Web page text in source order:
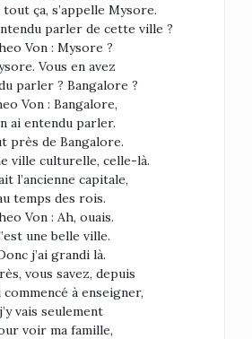
tout ça, s’appelle Mysore.
parler de cette ville ?
Von : Mysore ?
Vous en avez
parler ? Bangalore ?
Von : Bangalore,
ai entendu parler.
près de Bangalore.
ville culturelle, celle-là.
l’ancienne capitale,
temps des rois.
Von : Ah, ouais.
une belle ville.
j’ai grandi là.
vous savez, depuis
commencé à enseigner,
j’y vais seulement
voir ma famille,